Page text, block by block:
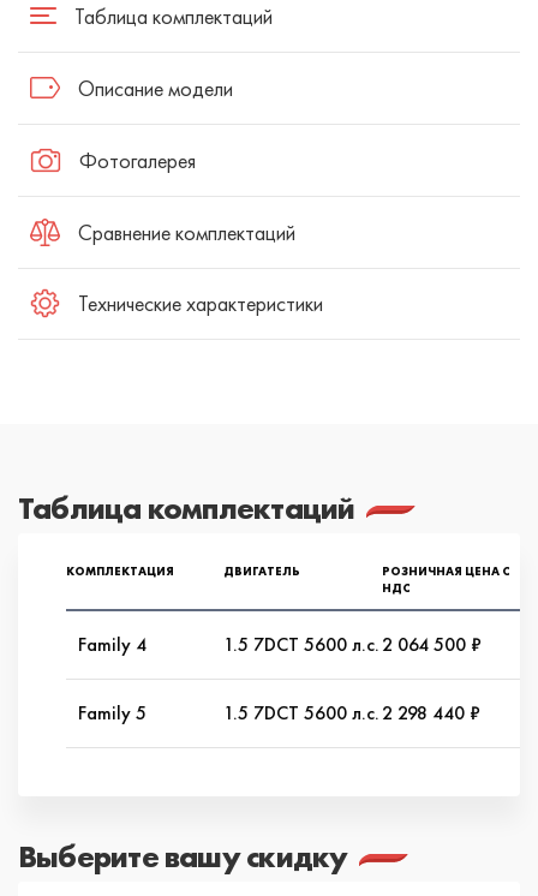
Таблица комплектаций
Описание модели
Фотогалерея
Сравнение комплектаций
Технические характеристики
Таблица комплектаций
КОМПЛЕКТАЦИЯ ДВИГАТЕЛЬ
РОЗНИЧНАЯ ЦЕНА С
НДС
Family 4 1.5 7DCT 5600 л.с.2 064 500 ₽
Family 5 1.5 7DCT 5600 л.с.2 298 440 ₽
Выберите вашу скидку